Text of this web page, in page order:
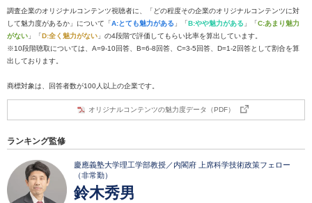
調査企業のオリジナルコンテンツ視聴者に、「どの程度その企業のオリジナルコンテンツに対
して魅力度があるか」について「A:とても魅力がある 」「B:やや魅力がある 」「C:あまり魅力
がない 」「D:全く魅力がない 」の4段階で評価してもらい比率を算出しています。
※10段階聴取については、A=9-10回答、B=6-8回答、C=3-5回答、D=1-2回答として割合を算
出しております。
商標対象は、回答者数が100人以上の企業です。
オリジナルコンテンツの魅力度データ（PDF）
ランキング監修
慶應義塾大学理工学部教授／内閣府 上席科学技術政策フェロー
（非常勤）
鈴木秀男